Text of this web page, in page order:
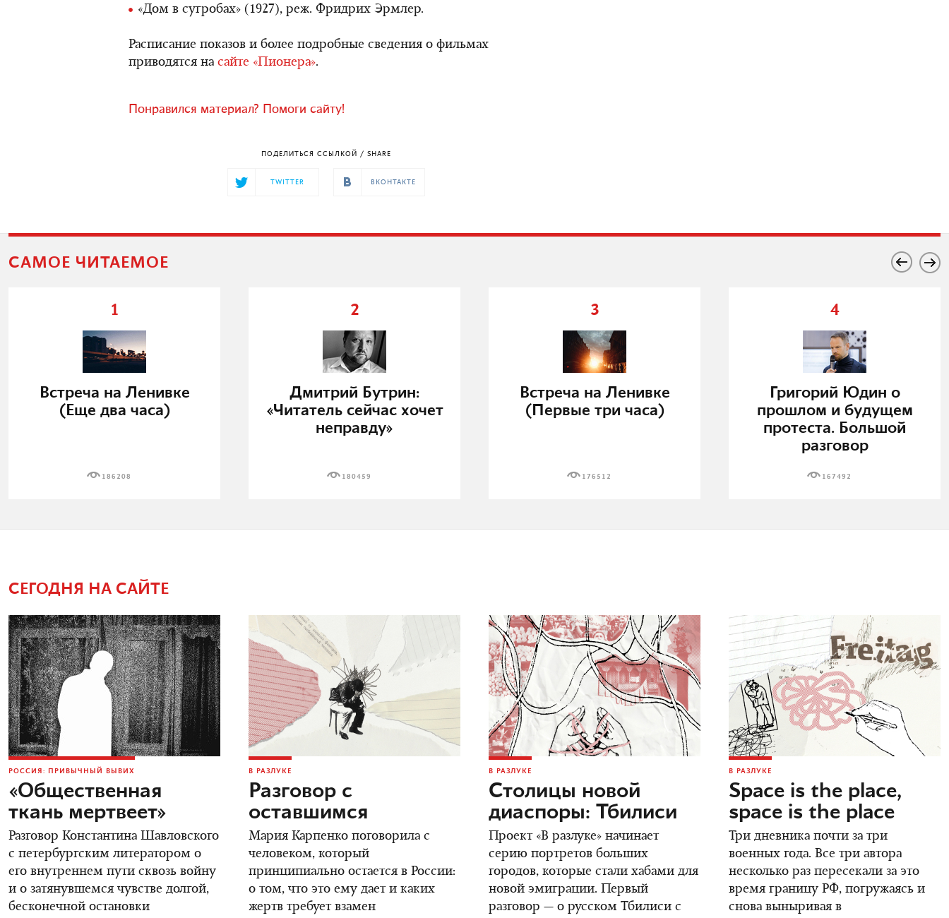
«Дом в сугробах» (1927), реж. Фридрих Эрмлер.
Расписание показов и более подробные сведения о фильмах
приводятся на сайте «Пионера».
Понравился материал? Помоги сайту!
ПОДЕЛИТЬСЯ ССЫЛКОЙ / SHARE
TWITTER ВКОНТАКТЕ
САМОЕ ЧИТАЕМОЕ
1
Встреча на Ленивке
(Еще два часа)
186208
2
Дмитрий Бутрин:
«Читатель сейчас хочет
неправду»
180459
3
Встреча на Ленивке
(Первые три часа)
176512
4
Григорий Юдин о
прошлом и будущем
протеста. Большой
разговор
167492
СЕГОДНЯ НА САЙТЕ
РОССИЯ: ПРИВЫЧНЫЙ ВЫВИХ
«Общественная
ткань мертвеет»
Разговор Константина Шавловского
с петербургским литератором о
его внутреннем пути сквозь войну
и о затянувшемся чувстве долгой,
бесконечной остановки
В РАЗЛУКЕ
Разговор c
оставшимся
Мария Карпенко поговорила с
человеком, который
принципиально остается в России:
о том, что это ему дает и каких
жертв требует взамен
В РАЗЛУКЕ
Столицы новой
диаспоры: Тбилиси
Проект «В разлуке» начинает
серию портретов больших
городов, которые стали хабами для
новой эмиграции. Первый
разговор — о русском Тбилиси с
В РАЗЛУКЕ
Space is the place,
space is the place
Три дневника почти за три
военных года. Все три автора
несколько раз пересекали за это
время границу РФ, погружаясь и
снова выныривая в